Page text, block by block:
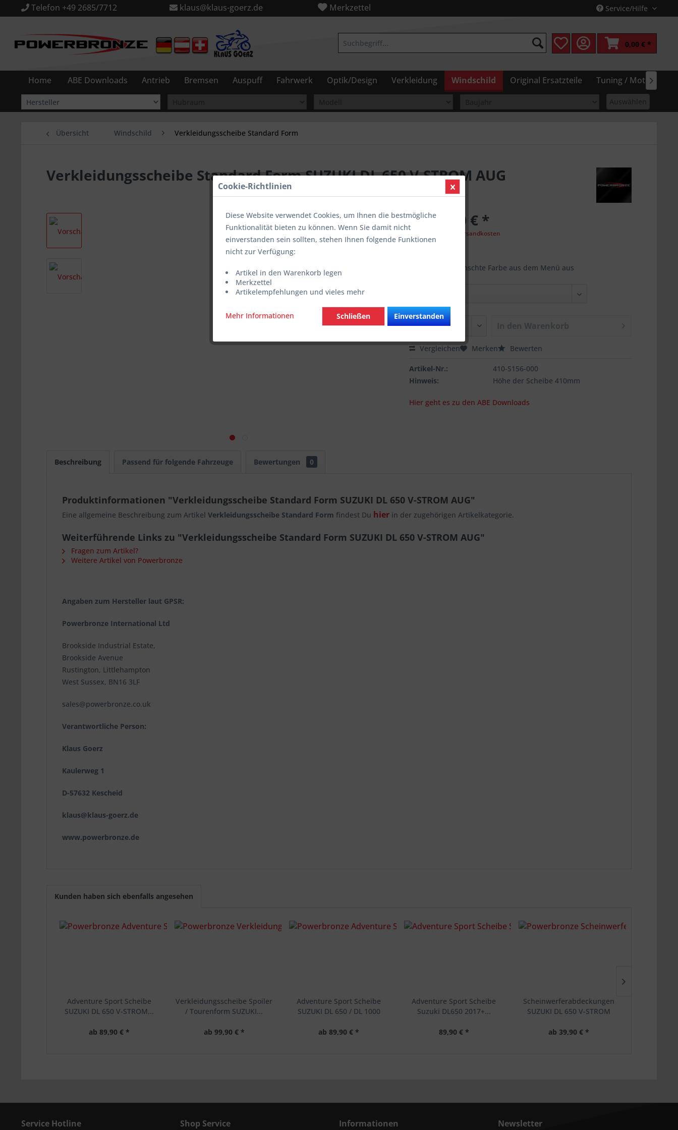
Service/Hilfe
Telefon +49 2685/7712 klaus@klaus-goerz.de Merkzettel
0,00 € *
Home ABE Downloads Antrieb Bremsen Auspuff Fahrwerk Optik/Design Verkleidung Windschild Original Ersatzteile Tuning / Motor

Auswählen
Übersicht Windschild Verkleidungsscheibe Standard Form
Verkleidungsscheibe Standard Form SUZUKI DL 650 V-STROM AUG
ab 99,90 € *
zzgl. Versandkosten
Wähle die gewünschte Farbe aus dem Menü aus
Vergleichen Merken Bewerten
Artikel-Nr.:
410-S156-000
Hinweis:
Höhe der Scheibe 410mm
Hier geht es zu den ABE Downloads
Beschreibung Passend für folgende Fahrzeuge Bewertungen 0
Produktinformationen "Verkleidungsscheibe Standard Form SUZUKI DL 650 V-STROM AUG"
Eine allgemeine Beschreibung zum Artikel Verkleidungsscheibe Standard Form findest Du hier in der zugehörigen Artikelkategorie.
Weiterführende Links zu "Verkleidungsscheibe Standard Form SUZUKI DL 650 V-STROM AUG"
Fragen zum Artikel?
Weitere Artikel von Powerbronze
Angaben zum Hersteller laut GPSR:
Powerbronze International Ltd
Brookside Industrial Estate,
Brookside Avenue
Rustington, Littlehampton
West Sussex, BN16 3LF
sales@powerbronze.co.uk
Verantwortliche Person:
Klaus Goerz
Kaulerweg 1
D-57632 Kescheid
klaus@klaus-goerz.de
www.powerbronze.de
Kunden haben sich ebenfalls angesehen
Adventure Sport Scheibe
SUZUKI DL 650 V-STROM...
ab 89,90 € *
Verkleidungsscheibe Spoiler
/ Tourenform SUZUKI...
ab 99,90 € *
Adventure Sport Scheibe
SUZUKI DL 650 / DL 1000
ab 89,90 € *
Adventure Sport Scheibe
Suzuki DL650 2017+...
89,90 € *
Scheinwerferabdeckungen
SUZUKI DL 650 V-STROM
ab 39,90 € *
Service Hotline Shop Service Informationen Newsletter
Cookie-Richtlinien
Diese Website verwendet Cookies, um Ihnen die bestmögliche
Funktionalität bieten zu können. Wenn Sie damit nicht
einverstanden sein sollten, stehen Ihnen folgende Funktionen
nicht zur Verfügung:
Artikel in den Warenkorb legen
Merkzettel
Artikelempfehlungen und vieles mehr
Mehr Informationen Einverstanden
Schließen